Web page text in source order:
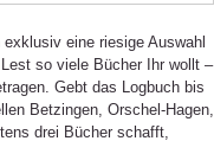
eine riesige Auswahl
so viele Bücher Ihr wollt –
Gebt das Logbuch bis
Betzingen, Orschel-Hagen,
drei Bücher schafft,